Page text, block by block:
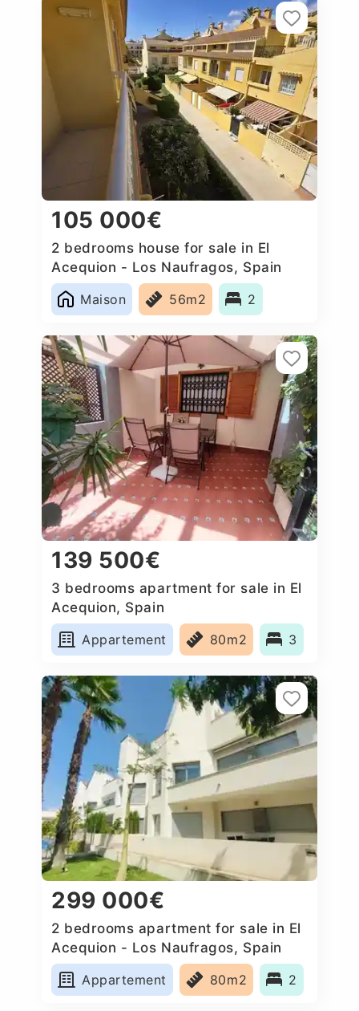
105 000€
2 bedrooms house for sale in El
Acequion - Los Naufragos, Spain
Maison
56m2 2
139 500€
3 bedrooms apartment for sale in El
Acequion, Spain
Appartement
80m2 3
299 000€
2 bedrooms apartment for sale in El
Acequion - Los Naufragos, Spain
Appartement
80m2 2